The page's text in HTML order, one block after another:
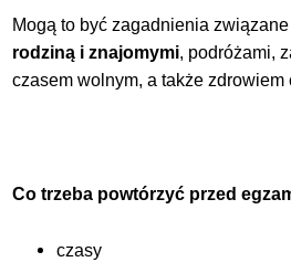
Mogą to być zagadnienia
rodziną i znajomymi, podróżami,
czasem wolnym, a także zdrowiem
Co trzeba powtórzyć przed
czasy